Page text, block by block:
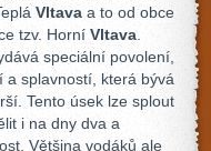
Vltava a to od obce
tzv. Horní Vltava
speciální povolení,
a splavností, která bývá
Tento úsek lze splout
i na dny dva a
Většina vodáků ale